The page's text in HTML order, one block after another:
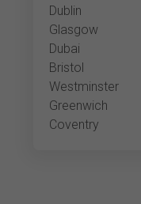
Dublin
Glasgow
Dubai
Bristol
Westminster
Greenwich
Coventry